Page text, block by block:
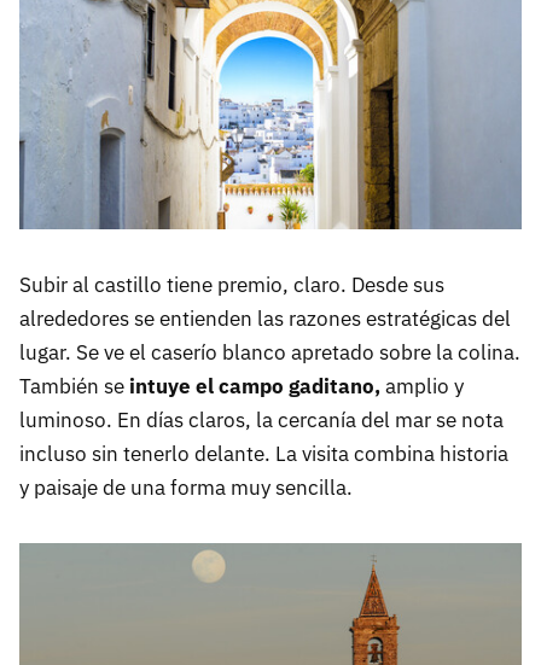
Subir al castillo tiene premio, claro. Desde sus
alrededores se entienden las razones estratégicas del
lugar. Se ve el caserío blanco apretado sobre la colina.
También se intuye el campo gaditano,amplio y
luminoso. En días claros, la cercanía del mar se nota
incluso sin tenerlo delante. La visita combina historia
y paisaje de una forma muy sencilla.